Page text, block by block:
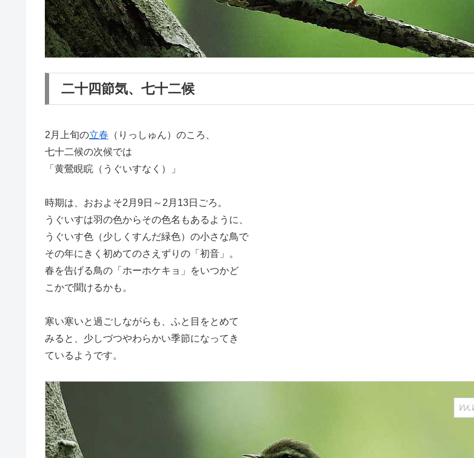
二十四節気、七十二候
2月上旬の立春 （りっしゅん）のころ、
七十二候の次候では
「黄鶯睍睆（うぐいすなく）」
時期は、おおよそ2月9日～2月13日ごろ。
うぐいすは羽の色からその色名もあるように、
うぐいす色（少しくすんだ緑色）の小さな鳥で
その年にきく初めてのさえずりの「初音」。
春を告げる鳥の「ホーホケキョ」をいつかど
こかで聞けるかも。
寒い寒いと過ごしながらも、ふと目をとめて
みると、少しづつやわらかい季節になってき
ているようです。